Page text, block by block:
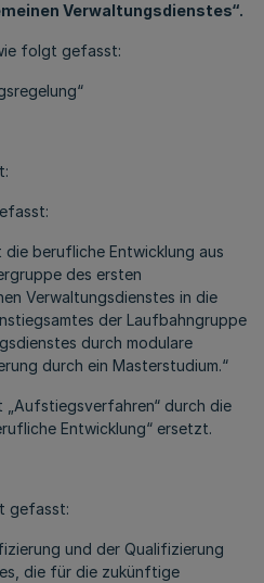
Verwaltungsdienstes“.
folgt gefasst:
die berufliche Entwicklung aus
des ersten
Verwaltungsdienstes in die
der Laufbahngruppe
durch modulare
durch ein Masterstudium.“
durch die
Entwicklung“ ersetzt.
gefasst:
und der Qualifizierung
die für die zukünftige